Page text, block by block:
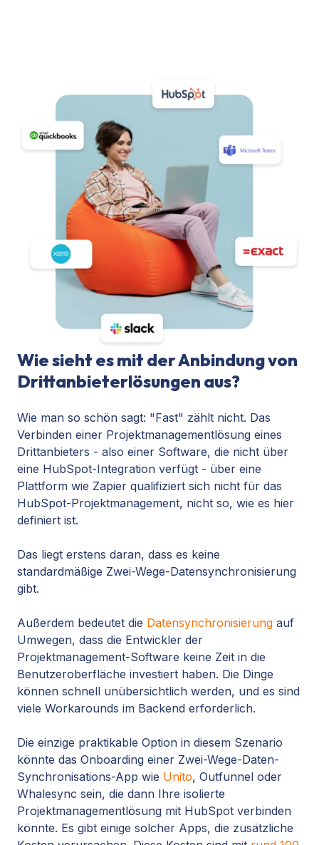
Wie sieht es mit der Anbindung von
Drittanbieterlösungen aus?
Wie man so schön sagt: "Fast" zählt nicht. Das
Verbinden einer Projektmanagementlösung eines
Drittanbieters - also einer Software, die nicht über
eine HubSpot-Integration verfügt - über eine
Plattform wie Zapier qualifiziert sich nicht für das
HubSpot-Projektmanagement, nicht so, wie es hier
definiert ist.
Das liegt erstens daran, dass es keine
standardmäßige Zwei-Wege-Datensynchronisierung
gibt.
Außerdem bedeutet die Datensynchronisierung auf
Umwegen, dass die Entwickler der
Projektmanagement-Software keine Zeit in die
Benutzeroberfläche investiert haben. Die Dinge
können schnell unübersichtlich werden, und es sind
viele Workarounds im Backend erforderlich.
Die einzige praktikable Option in diesem Szenario
könnte das Onboarding einer Zwei-Wege-Daten-
Synchronisations-App wie Unito, Outfunnel oder
Whalesync sein, die dann Ihre isolierte
Projektmanagementlösung mit HubSpot verbinden
könnte. Es gibt einige solcher Apps, die zusätzliche